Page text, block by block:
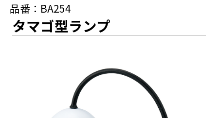
品番：BA254
タマゴ型ランプ